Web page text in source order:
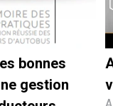
bonnes
gestion